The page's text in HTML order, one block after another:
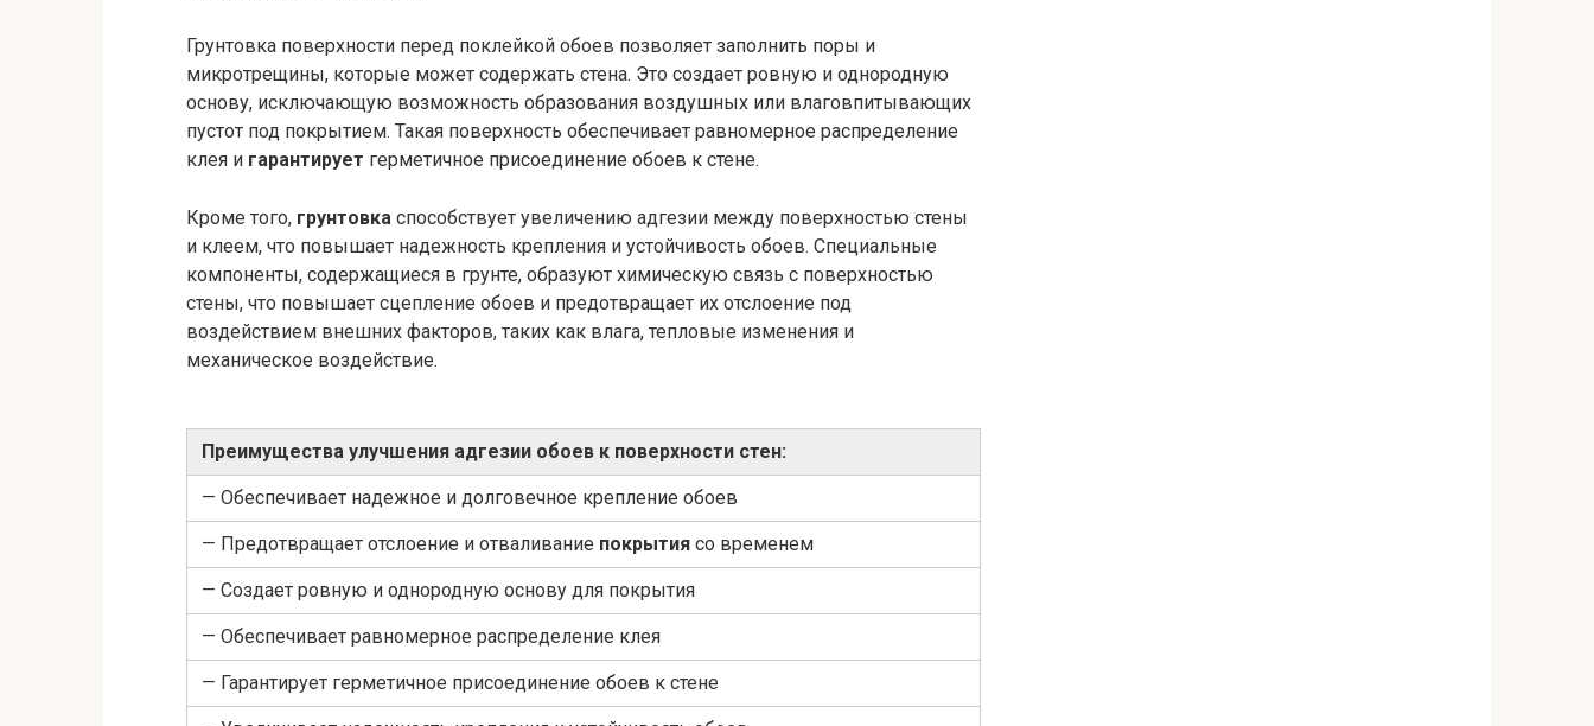
Грунтовка поверхности перед поклейкой обоев позволяет заполнить поры и
микротрещины, которые может содержать стена. Это создает ровную и однородную
основу, исключающую возможность образования воздушных или влаговпитывающих
пустот под покрытием. Такая поверхность обеспечивает равномерное распределение
клея и гарантирует герметичное присоединение обоев к стене.
Кроме того, грунтовка способствует увеличению адгезии между поверхностью стены
и клеем, что повышает надежность крепления и устойчивость обоев. Специальные
компоненты, содержащиеся в грунте, образуют химическую связь с поверхностью
стены, что повышает сцепление обоев и предотвращает их отслоение под
воздействием внешних факторов, таких как влага, тепловые изменения и
механическое воздействие.
Преимущества улучшения адгезии обоев к поверхности стен:
— Обеспечивает надежное и долговечное крепление обоев
— Предотвращает отслоение и отваливание покрытия со временем
— Создает ровную и однородную основу для покрытия
— Обеспечивает равномерное распределение клея
— Гарантирует герметичное присоединение обоев к стене